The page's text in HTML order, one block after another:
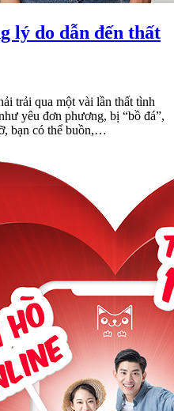
lý do dẫn đến thất
trải qua một vài lần thất tình
yêu đơn phương, bị “bồ đá”,
bạn có thể buồn,…